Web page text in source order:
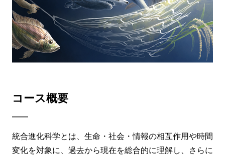
コース概要
統合進化科学とは、生命・社会・情報の相互作用や時間
変化を対象に、過去から現在を総合的に理解し、さらに